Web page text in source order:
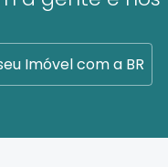
Imóvel com a BR